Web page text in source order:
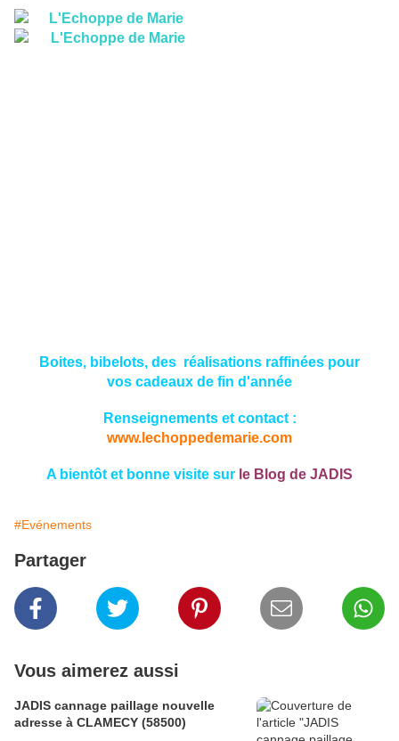
Boites, bibelots, des réalisations raffinées pour
vos cadeaux de fin d'année
Renseignements et contact :
www.lechoppedemarie.com
A bientôt et bonne visite sur le Blog de JADIS
#Evénements
Partager
Vous aimerez aussi
JADIS cannage paillage nouvelle
adresse à CLAMECY (58500)